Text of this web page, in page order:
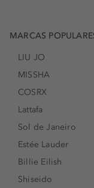
MARCAS
LIU JO
MISSHA
COSRX
Lattafa
Sol de Janeiro
Estée Lauder
Billie Eilish
Shiseido